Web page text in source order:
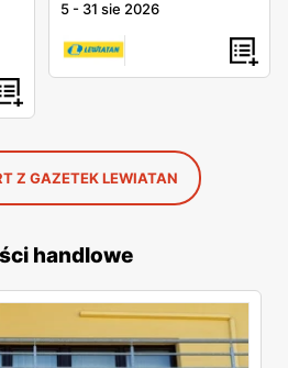
5 - 31 sie 2026
Z GAZETEK LEWIATAN
handlowe